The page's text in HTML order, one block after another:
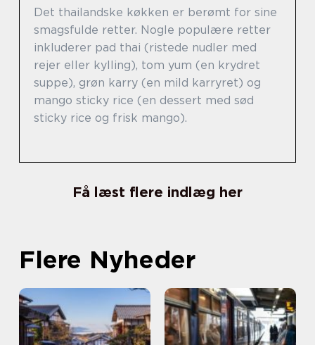
Det thailandske køkken er berømt for sine
smagsfulde retter. Nogle populære retter
inkluderer pad thai (ristede nudler med
rejer eller kylling), tom yum (en krydret
suppe), grøn karry (en mild karryret) og
mango sticky rice (en dessert med sød
sticky rice og frisk mango).
Få læst flere indlæg her
Flere Nyheder